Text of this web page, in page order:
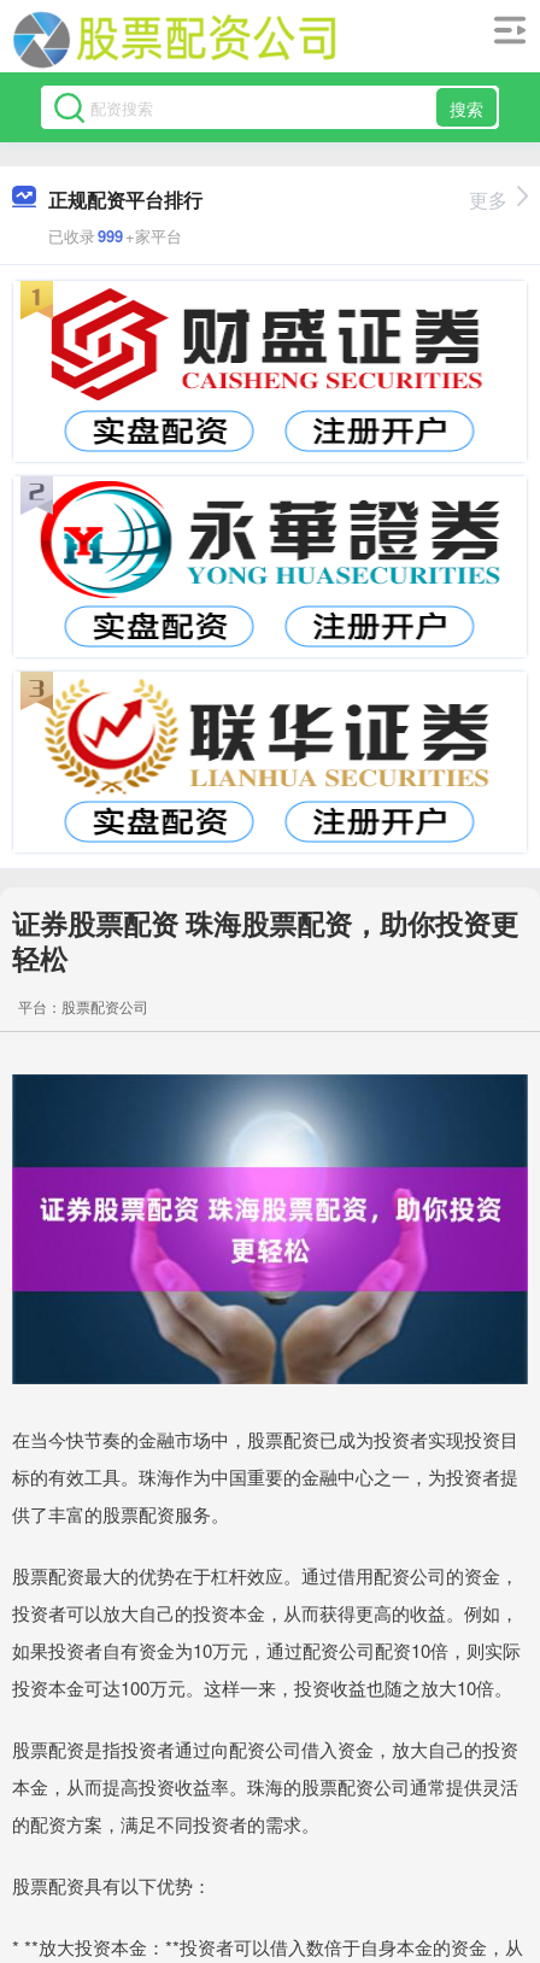
搜索
正规配资平台排行
已收录999+家平台
更多
证券股票配资 珠海股票配资，助你投资更
轻松
平台：股票配资公司
在当今快节奏的金融市场中，股票配资已成为投资者实现投资目
标的有效工具。珠海作为中国重要的金融中心之一，为投资者提
供了丰富的股票配资服务。
股票配资最大的优势在于杠杆效应。通过借用配资公司的资金，
投资者可以放大自己的投资本金，从而获得更高的收益。例如，
如果投资者自有资金为10万元，通过配资公司配资10倍，则实际
投资本金可达100万元。这样一来，投资收益也随之放大10倍。
股票配资是指投资者通过向配资公司借入资金，放大自己的投资
本金，从而提高投资收益率。珠海的股票配资公司通常提供灵活
的配资方案，满足不同投资者的需求。
股票配资具有以下优势：
* **放大投资本金：**投资者可以借入数倍于自身本金的资金，从